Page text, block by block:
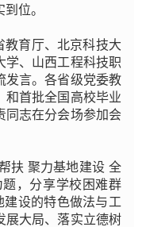
位。
教育厅、北京科技大
学、山西工程科技职
发言。各省级党委教
和首批全国高校毕业
同志在分会场参加会
扶 聚力基地建设 全
，分享学校困难群
建设的特色做法与工
展大局、落实立德树